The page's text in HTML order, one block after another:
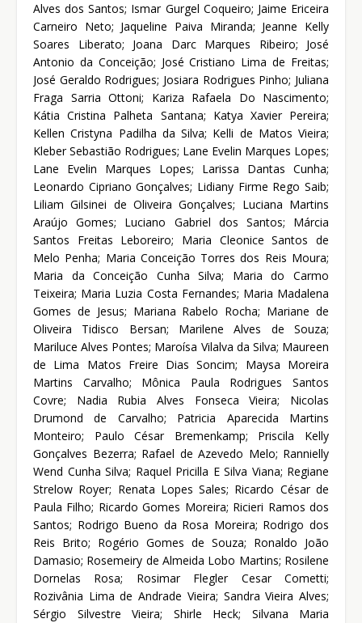
Alves dos Santos; Ismar Gurgel Coqueiro; Jaime Ericeira
Carneiro Neto; Jaqueline Paiva Miranda; Jeanne Kelly
Soares Liberato; Joana Darc Marques Ribeiro; José
Antonio da Conceição; José Cristiano Lima de Freitas;
José Geraldo Rodrigues; Josiara Rodrigues Pinho; Juliana
Fraga Sarria Ottoni; Kariza Rafaela Do Nascimento;
Kátia Cristina Palheta Santana; Katya Xavier Pereira;
Kellen Cristyna Padilha da Silva; Kelli de Matos Vieira;
Kleber Sebastião Rodrigues; Lane Evelin Marques Lopes;
Lane Evelin Marques Lopes; Larissa Dantas Cunha;
Leonardo Cipriano Gonçalves; Lidiany Firme Rego Saib;
Liliam Gilsinei de Oliveira Gonçalves; Luciana Martins
Araújo Gomes; Luciano Gabriel dos Santos; Márcia
Santos Freitas Leboreiro; Maria Cleonice Santos de
Melo Penha; Maria Conceição Torres dos Reis Moura;
Maria da Conceição Cunha Silva; Maria do Carmo
Teixeira; Maria Luzia Costa Fernandes; Maria Madalena
Gomes de Jesus; Mariana Rabelo Rocha; Mariane de
Oliveira Tidisco Bersan; Marilene Alves de Souza;
Mariluce Alves Pontes; Maroísa Vilalva da Silva; Maureen
de Lima Matos Freire Dias Soncim; Maysa Moreira
Martins Carvalho; Mônica Paula Rodrigues Santos
Covre; Nadia Rubia Alves Fonseca Vieira; Nicolas
Drumond de Carvalho; Patricia Aparecida Martins
Monteiro; Paulo César Bremenkamp; Priscila Kelly
Gonçalves Bezerra; Rafael de Azevedo Melo; Rannielly
Wend Cunha Silva; Raquel Pricilla E Silva Viana; Regiane
Strelow Royer; Renata Lopes Sales; Ricardo César de
Paula Filho; Ricardo Gomes Moreira; Ricieri Ramos dos
Santos; Rodrigo Bueno da Rosa Moreira; Rodrigo dos
Reis Brito; Rogério Gomes de Souza; Ronaldo João
Damasio; Rosemeiry de Almeida Lobo Martins; Rosilene
Dornelas Rosa; Rosimar Flegler Cesar Cometti;
Rozivânia Lima de Andrade Vieira; Sandra Vieira Alves;
Sérgio Silvestre Vieira; Shirle Heck; Silvana Maria